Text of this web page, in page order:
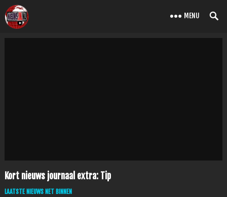
MENU
Kort nieuws journaal extra: Tip
LAATSTE NIEUWS NET BINNEN